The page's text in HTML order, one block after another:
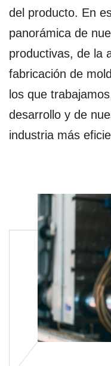
del producto. En
panorámica de
productivas, de la
fabricación de
los que
desarrollo y de
industria más